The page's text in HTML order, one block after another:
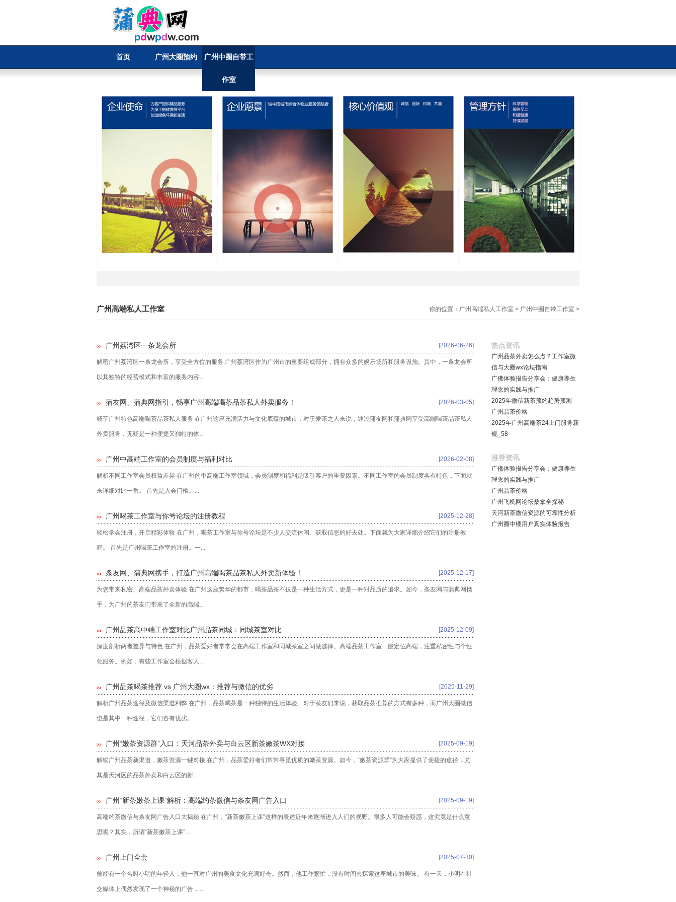
首页 广州大圈预约 广州中圈自带工
作室
广州高端私人工作室 你的位置： 广州高端私人工作室 > 广州中圈自带工作室 >
[2026-06-26]
>> 广州荔湾区一条龙会所
解密广州荔湾区一条龙会所，享受全方位的服务 广州荔湾区作为广州市的重要组成部分，拥有众多的娱乐场所和服务设施。其中，一条龙会所
以其独特的经营模式和丰富的服务内容...
[2026-03-05]
>> 蒲友网、蒲典网指引，畅享广州高端喝茶品茶私人外卖服务！
畅享广州特色高端喝茶品茶私人服务 在广州这座充满活力与文化底蕴的城市，对于爱茶之人来说，通过蒲友网和蒲典网享受高端喝茶品茶私人
外卖服务，无疑是一种便捷又独特的体...
[2026-02-08]
>> 广州中高端工作室的会员制度与福利对比
解析不同工作室会员权益差异 在广州的中高端工作室领域，会员制度和福利是吸引客户的重要因素。不同工作室的会员制度各有特色，下面就
来详细对比一番。 首先是入会门槛。...
[2025-12-28]
>> 广州喝茶工作室与你号论坛的注册教程
轻松学会注册，开启精彩体验 在广州，喝茶工作室与你号论坛是不少人交流休闲、获取信息的好去处。下面就为大家详细介绍它们的注册教
程。 首先是广州喝茶工作室的注册。一...
[2025-12-17]
>> 条友网、蒲典网携手，打造广州高端喝茶品茶私人外卖新体验！
为您带来私密、高端品茶外卖体验 在广州这座繁华的都市，喝茶品茶不仅是一种生活方式，更是一种对品质的追求。如今，条友网与蒲典网携
手，为广州的茶友们带来了全新的高端...
[2025-12-09]
>> ‌广州品茶高中端工作室对比广州品茶同城‌：同城茶室对比
深度剖析两者差异与特色 在广州，品茶爱好者常常会在高端工作室和同城茶室之间做选择。高端品茶工作室一般定位高端，注重私密性与个性
化服务。例如，有些工作室会根据客人...
[2025-11-29]
>> 广州品茶喝茶推荐 vs 广州大圈wx：推荐与微信的优劣
解析广州品茶途径及微信渠道利弊 在广州，品茶喝茶是一种独特的生活体验。对于茶友们来说，获取品茶推荐的方式有多种，而广州大圈微信
也是其中一种途径，它们各有优劣。 ...
[2025-09-19]
>> 广州“嫩茶资源群”入口：天河品茶外卖与白云区新茶嫩茶WX对接
解锁广州品茶新渠道，嫩茶资源一键对接 在广州，品茶爱好者们常常寻觅优质的嫩茶资源。如今，“嫩茶资源群”为大家提供了便捷的途径，尤
其是天河区的品茶外卖和白云区的新...
[2025-09-19]
>> 广州“新茶嫩茶上课”解析：高端约茶微信与条友网广告入口
高端约茶微信与条友网广告入口大揭秘 在广州，“新茶嫩茶上课”这样的表述近年来逐渐进入人们的视野。很多人可能会疑惑，这究竟是什么意
思呢？其实，所谓“新茶嫩茶上课”...
[2025-07-30]
>> 广州上门全套
曾经有一个名叫小明的年轻人，他一直对广州的美食文化充满好奇。然而，他工作繁忙，没有时间去探索这座城市的美味。 有一天，小明在社
交媒体上偶然发现了一个神秘的广告，...
热点资讯
广州品茶外卖怎么点？工作室微
信与大圈wx论坛指南
广佛体验报告分享会：健康养生
理念的实践与推广
2025年微信新茶预约趋势预测
广州品茶价格
2025年广州高端茶24上门服务新
规_58
推荐资讯
广佛体验报告分享会：健康养生
理念的实践与推广
广州品茶价格
广州飞机网论坛桑拿全探秘
天河新茶微信资源的可靠性分析
广州圈中楼用户真实体验报告